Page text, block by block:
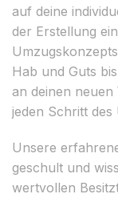
auf deine
der Erstellung
Hab und Guts
an deinen
jeden Schritt des
Unsere
geschult und
wertvollen